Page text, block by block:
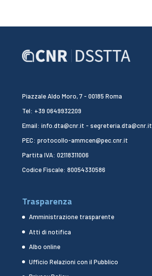
Piazzale Aldo Moro, 7 - 00185 Roma
Tel: +39 0649932209
Email: info.dta@cnr.it - segreteria.dta@cnr.it
PEC: protocollo-ammcen@pec.cnr.it
Partita IVA: 02118311006
Codice Fiscale: 80054330586
Trasparenza
Amministrazione trasparente
Atti di notifica
Albo online
Ufficio Relazioni con il Pubblico